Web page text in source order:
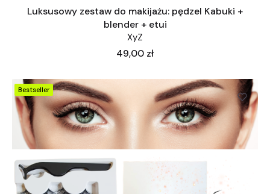
Luksusowy zestaw do makijażu: pędzel Kabuki +
blender + etui
XyZ
Cena
49,00 zł
Bestseller